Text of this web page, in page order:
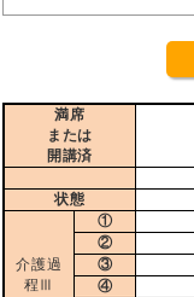
満席
または
開講済
状態
介護過
程Ⅲ
①
②
③
④